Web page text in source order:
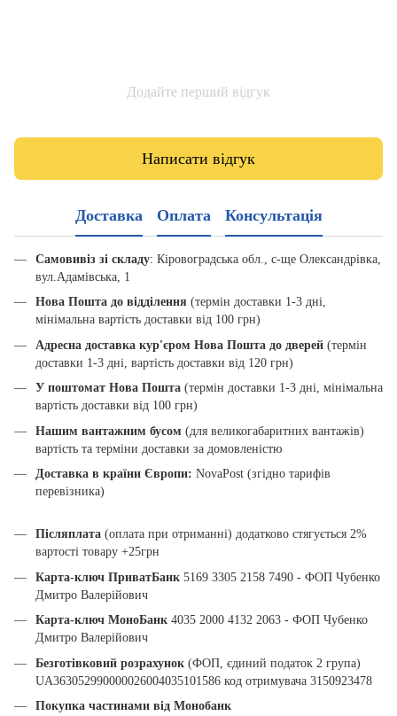
Додайте перший відгук
Написати відгук
Доставка Оплата Консультація
Самовивіз зі складу: Кіровоградська обл., с-ще Олександрівка,
вул.Адамівська, 1
Нова Пошта до відділення (термін доставки 1-3 дні,
мінімальна вартість доставки від 100 грн)
Адресна доставка кур'єром Нова Пошта до дверей (термін
доставки 1-3 дні, вартість доставки від 120 грн)
У поштомат Нова Пошта (термін доставки 1-3 дні, мінімальна
вартість доставки від 100 грн)
Нашим вантажним бусом (для великогабаритних вантажів)
вартість та терміни доставки за домовленістю
Доставка в країни Європи: NovaPost (згідно тарифів
перевізника)
Післяплата (оплата при отриманні) додатково стягується 2%
вартості товару +25грн
Карта-ключ ПриватБанк 5169 3305 2158 7490 - ФОП Чубенко
Дмитро Валерійович
Карта-ключ МоноБанк 4035 2000 4132 2063 - ФОП Чубенко
Дмитро Валерійович
Безготівковий розрахунок (ФОП, єдиний податок 2 група)
UA363052990000026004035101586 код отримувача 3150923478
Покупка частинами від Монобанк